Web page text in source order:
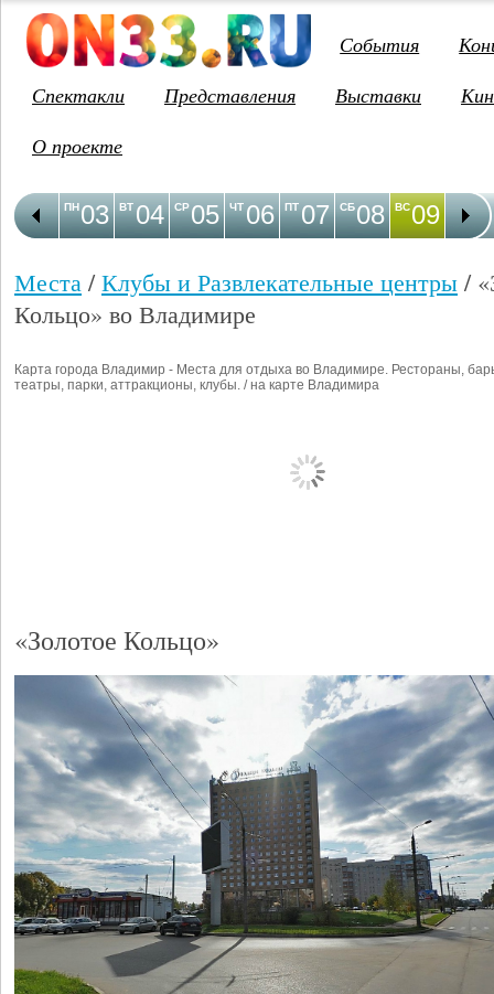
События
Спектакли
Представления Выставки
О проекте
03
ПН 04
ВТ 05
СР 06
ЧТ 07
ПТ 08
СБ 09
ВС 10
ПН
Места /Клубы и Развлекательные центры /
Кольцо» во Владимире
Карта города Владимир - Места для отдыха во Владимире. Рестораны,
театры, парки, аттракционы, клубы. / на карте Владимира
«Золотое Кольцо»